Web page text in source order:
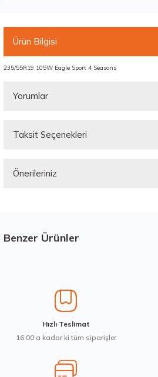
Ürün Bilgisi
235/55R19 105W Eagle Sport 4 Seasons
Yorumlar
Taksit Seçenekleri
Önerileriniz
Görüş ve önerileriniz için teşekkür ederiz.
Ürün bilgilerinde hatalar bulunuyor.
Ürün fiyatı diğer sitelerden daha pahalı.
Bu ürüne benzer farklı alternatifler olmalı.
Benzer Ürünler
Waterfall 215/50R17 95W XL Unique UHP Yaz
Hızlı Teslimat
16:00’a kadar ki tüm siparişler